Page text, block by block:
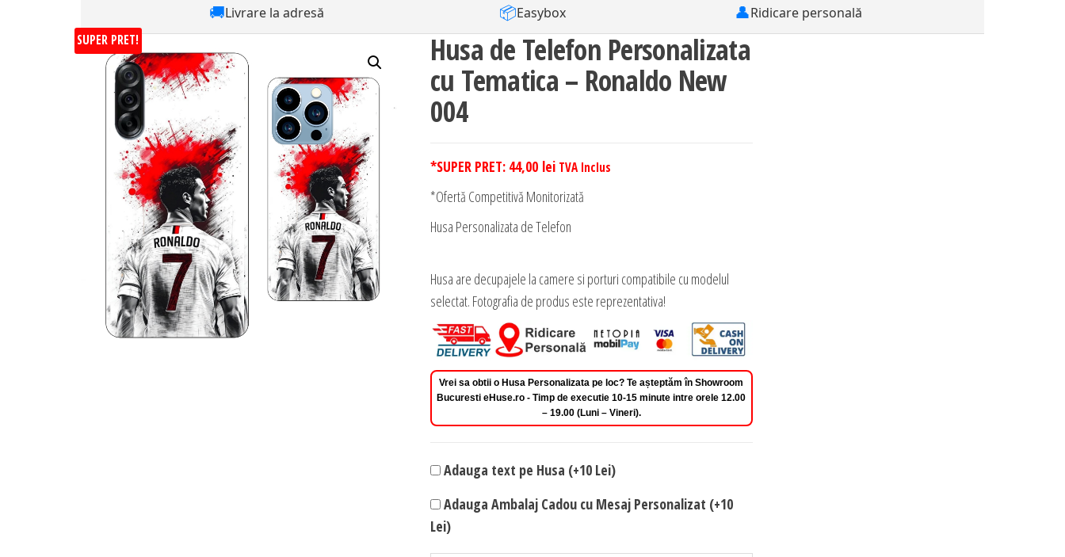
🚚Livrare la adresă 📦Easybox 👤Ridicare personală
SUPER PRET! Husa de Telefon Personalizata
cu Tematica – Ronaldo New
004
*SUPER PRET: 44,00 lei TVA Inclus
*Ofertă Competitivă Monitorizată
Husa Personalizata de Telefon
Husa are decupajele la camere si porturi compatibile cu modelul
selectat. Fotografia de produs este reprezentativa!
Vrei sa obtii o Husa Personalizata pe loc? Te așteptăm în Showroom
Bucuresti eHuse.ro - Timp de executie 10-15 minute intre orele 12.00
– 19.00 (Luni – Vineri).
Adauga text pe Husa (+10 Lei)
Adauga Ambalaj Cadou cu Mesaj Personalizat (+10
Lei)